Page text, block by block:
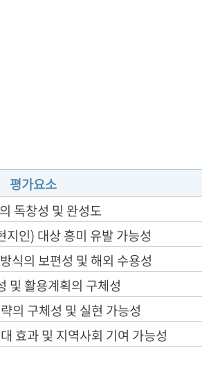
평가요소
독창성 및 완성도
지인) 대상 흥미 유발 가능성
식의 보편성 및 해외 수용성
및 활용계획의 구체성
의 구체성 및 실현 가능성
효과 및 지역사회 기여 가능성